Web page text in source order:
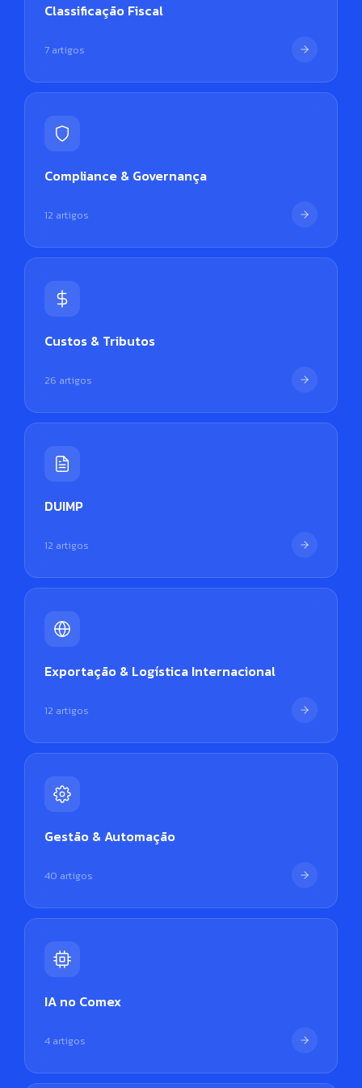
Classificação Fiscal
7 artigos
Compliance & Governança
12 artigos
Custos & Tributos
26 artigos
DUIMP
12 artigos
Exportação & Logística Internacional
12 artigos
Gestão & Automação
40 artigos
IA no Comex
4 artigos